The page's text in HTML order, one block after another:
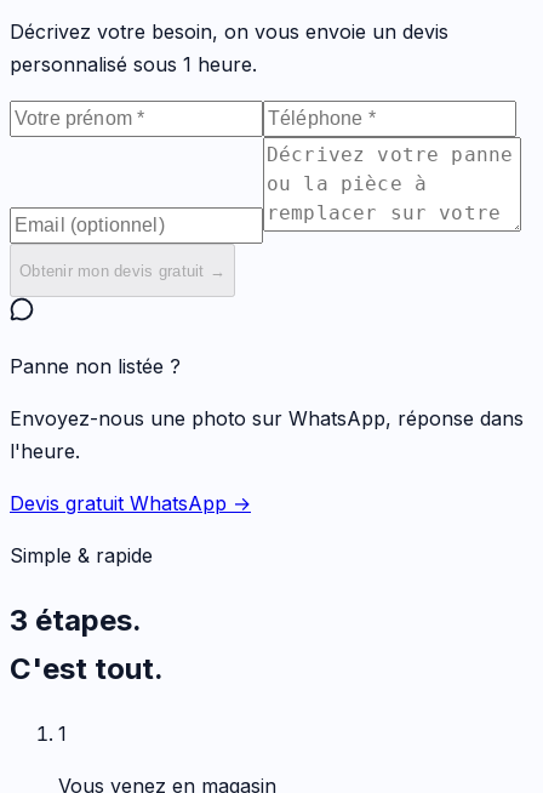
Décrivez votre besoin, on vous envoie un devis
personnalisé sous 1 heure.
Obtenir mon devis gratuit →
Panne non listée ?
Envoyez-nous une photo sur WhatsApp, réponse dans
l'heure.
Devis gratuit WhatsApp →
Simple & rapide
3 étapes.
C'est tout.
1
Vous venez en magasin